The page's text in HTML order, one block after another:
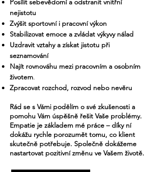
Posílit sebevědomí a odstranit vnitřní
nejistotu
Zvýšit sportovní i pracovní výkon
Stabilizovat emoce a zvládat výkyvy nálad
Uzdravit vztahy a získat jistotu při
seznamování
Najít rovnováhu mezi pracovním a osobním
životem.
Zpracovat rozchod, rozvod nebo nevěru
Rád se s Vámi podělím o své zkušenosti a
pomohu Vám úspěšně řešit Vaše problémy.
Empatie je základem mé práce – díky ní
dokážu rychle porozumět tomu, co klient
skutečně potřebuje. Společně dokážeme
nastartovat pozitivní změnu ve Vašem životě.